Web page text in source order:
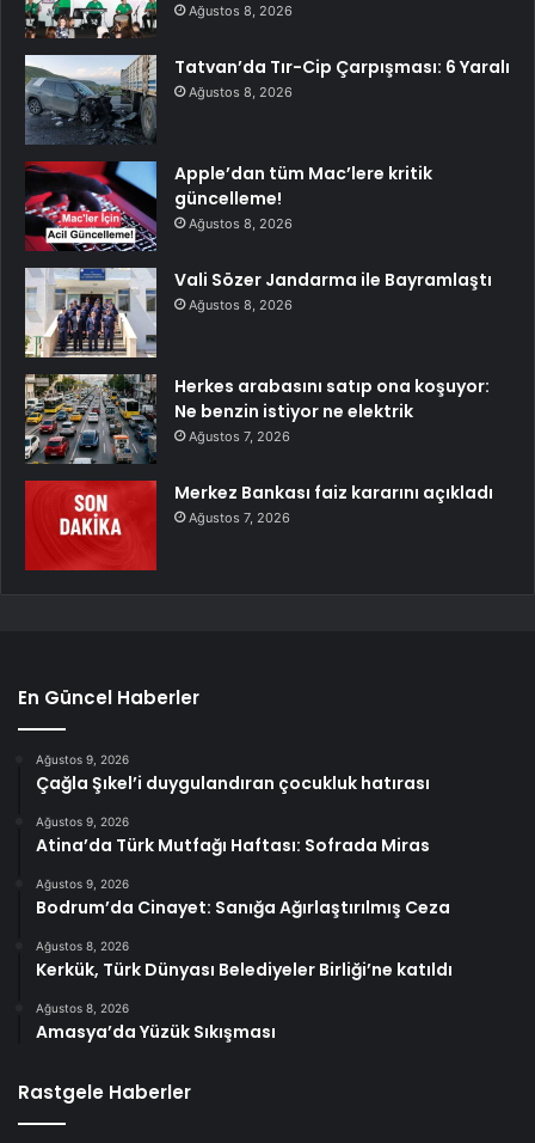
Ağustos 8, 2026
Tatvan’da Tır-Cip Çarpışması: 6 Yaralı
Ağustos 8, 2026
Apple’dan tüm Mac’lere kritik
güncelleme!
Ağustos 8, 2026
Vali Sözer Jandarma ile Bayramlaştı
Ağustos 8, 2026
Herkes arabasını satıp ona koşuyor:
Ne benzin istiyor ne elektrik
Ağustos 7, 2026
Merkez Bankası faiz kararını açıkladı
Ağustos 7, 2026
En Güncel Haberler
Ağustos 9, 2026
Çağla Şıkel’i duygulandıran çocukluk hatırası
Ağustos 9, 2026
Atina’da Türk Mutfağı Haftası: Sofrada Miras
Ağustos 9, 2026
Bodrum’da Cinayet: Sanığa Ağırlaştırılmış Ceza
Ağustos 8, 2026
Kerkük, Türk Dünyası Belediyeler Birliği’ne katıldı
Ağustos 8, 2026
Amasya’da Yüzük Sıkışması
Rastgele Haberler